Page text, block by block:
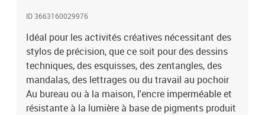
ID 3663160029976
Idéal pour les activités créatives nécessitant des
stylos de précision, que ce soit pour des dessins
techniques, des esquisses, des zentangles, des
mandalas, des lettrages ou du travail au pochoir
Au bureau ou à la maison, l'encre imperméable et
résistante à la lumière à base de pigments produit